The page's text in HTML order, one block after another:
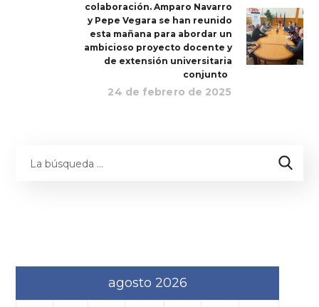
colaboración. Amparo Navarro
y Pepe Vegara se han reunido
esta mañana para abordar un
ambicioso proyecto docente y
de extensión universitaria
conjunto
24 de febrero de 2025
agosto 2026